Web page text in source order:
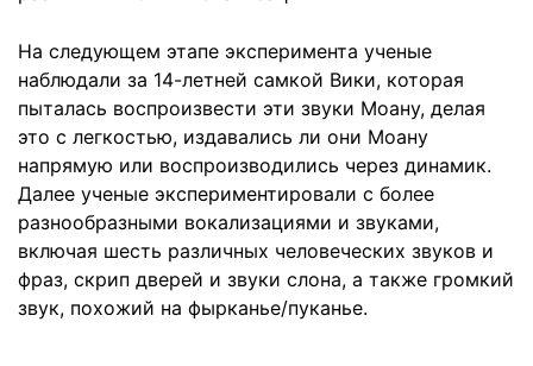
На следующем этапе эксперимента ученые
наблюдали за 14-летней самкой Вики, которая
пыталась воспроизвести эти звуки Моану, делая
это с легкостью, издавались ли они Моану
напрямую или воспроизводились через динамик.
Далее ученые экспериментировали с более
разнообразными вокализациями и звуками,
включая шесть различных человеческих звуков и
фраз, скрип дверей и звуки слона, а также громкий
звук, похожий на фырканье/пуканье.